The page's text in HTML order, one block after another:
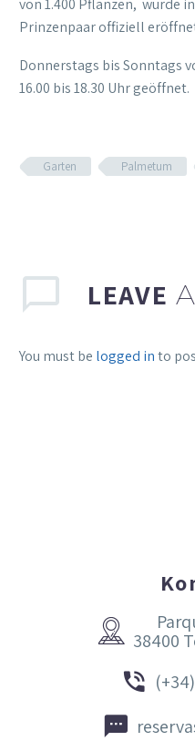
Prinzenpaar offiziell
Donnerstags bis Sonntags
16.00 bis 18.30 Uhr geöffnet.
Garten Palmetum
LEAVE
You must be logged into

 38400



